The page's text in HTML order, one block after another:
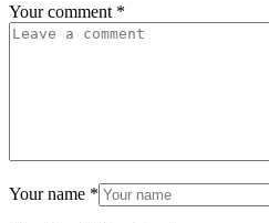
Your comment *
Your name *